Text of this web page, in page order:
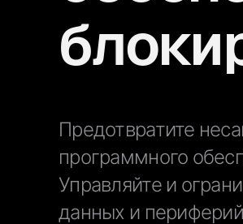
Предотвратите
программного
Управляйте и
данных и